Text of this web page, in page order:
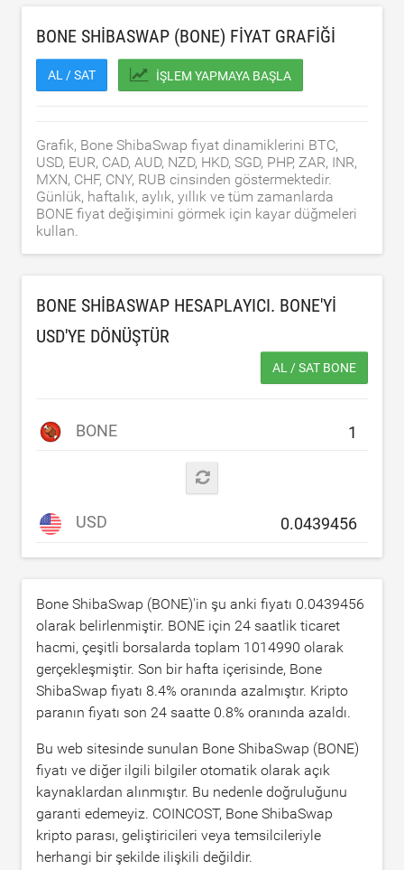
BONE SHIBASWAP (BONE) FIYAT GRAFIĞI
AL / SAT İŞLEM YAPMAYA BAŞLA
Grafik, Bone ShibaSwap fiyat dinamiklerini BTC,
USD, EUR, CAD, AUD, NZD, HKD, SGD, PHP, ZAR, INR,
MXN, CHF, CNY, RUB cinsinden göstermektedir.
Günlük, haftalık, aylık, yıllık ve tüm zamanlarda
BONE fiyat değişimini görmek için kayar düğmeleri
kullan.
BONE SHIBASWAP HESAPLAYICI. BONE'YI
USD'YE DÖNÜŞTÜR
AL / SAT BONE
BONE
USD
Bone ShibaSwap (BONE)'in şu anki fiyatı 0.0439456
olarak belirlenmiştir. BONE için 24 saatlik ticaret
hacmi, çeşitli borsalarda toplam 1014990 olarak
gerçekleşmiştir. Son bir hafta içerisinde, Bone
ShibaSwap fiyatı 8.4% oranında azalmıştır. Kripto
paranın fiyatı son 24 saatte 0.8% oranında azaldı.
Bu web sitesinde sunulan Bone ShibaSwap (BONE)
fiyatı ve diğer ilgili bilgiler otomatik olarak açık
kaynaklardan alınmıştır. Bu nedenle doğruluğunu
garanti edemeyiz. COINCOST, Bone ShibaSwap
kripto parası, geliştiricileri veya temsilcileriyle
herhangi bir şekilde ilişkili değildir.